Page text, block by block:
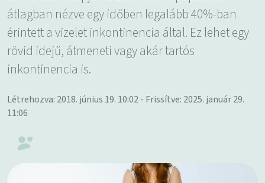
átlagban nézve egy időben legalább 40%-ban
érintett a vizelet inkontinencia által. Ez lehet egy
rövid idejű, átmeneti vagy akár tartós
inkontinencia is.
Létrehozva: 2018. június 19. 10:02 - Frissítve: 2025. január 29.
11:06